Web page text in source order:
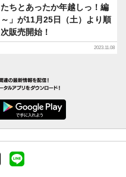
たちとあったか年越しっ！編
～」が11月25日（土）より順
次販売開始！
2023.11.08